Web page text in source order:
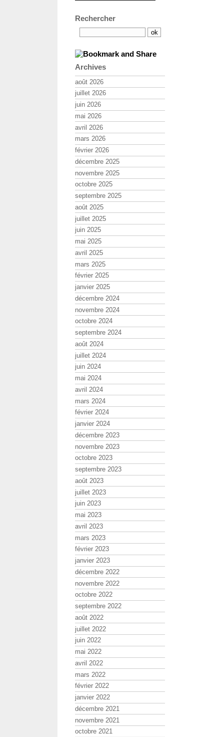
Rechercher
Archives
août 2026
juillet 2026
juin 2026
mai 2026
avril 2026
mars 2026
février 2026
décembre 2025
novembre 2025
octobre 2025
septembre 2025
août 2025
juillet 2025
juin 2025
mai 2025
avril 2025
mars 2025
février 2025
janvier 2025
décembre 2024
novembre 2024
octobre 2024
septembre 2024
août 2024
juillet 2024
juin 2024
mai 2024
avril 2024
mars 2024
février 2024
janvier 2024
décembre 2023
novembre 2023
octobre 2023
septembre 2023
août 2023
juillet 2023
juin 2023
mai 2023
avril 2023
mars 2023
février 2023
janvier 2023
décembre 2022
novembre 2022
octobre 2022
septembre 2022
août 2022
juillet 2022
juin 2022
mai 2022
avril 2022
mars 2022
février 2022
janvier 2022
décembre 2021
novembre 2021
octobre 2021